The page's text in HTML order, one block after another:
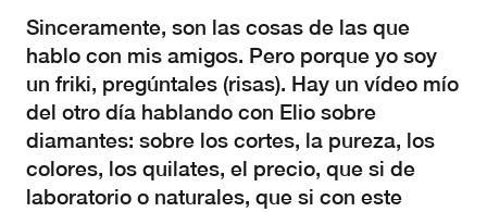
Sinceramente, son las cosas de las que
hablo con mis amigos. Pero porque yo soy
un friki, pregúntales (risas). Hay un vídeo mío
del otro día hablando con Elio sobre
diamantes: sobre los cortes, la pureza, los
colores, los quilates, el precio, que si de
laboratorio o naturales, que si con este